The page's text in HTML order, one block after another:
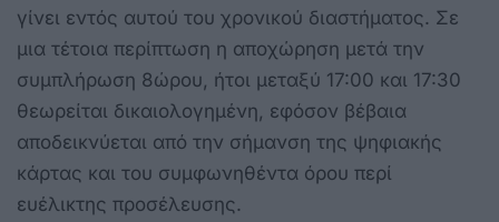
γίνει εντός αυτού του χρονικού διαστήματος. Σε
μια τέτοια περίπτωση η αποχώρηση μετά την
συμπλήρωση 8ώρου, ήτοι μεταξύ 17:00 και 17:30
θεωρείται δικαιολογημένη, εφόσον βέβαια
αποδεικνύεται από την σήμανση της ψηφιακής
κάρτας και του συμφωνηθέντα όρου περί
ευέλικτης προσέλευσης.